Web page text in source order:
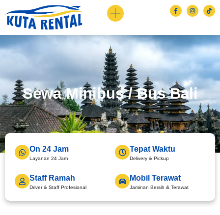
Sewa Minibus / Bus Bali
On 24 Jam
Layanan 24 Jam
Tepat Waktu
Delivery & Pickup
Staff Ramah
Driver & Staff Profesional
Mobil Terawat
Jaminan Bersih & Terawat